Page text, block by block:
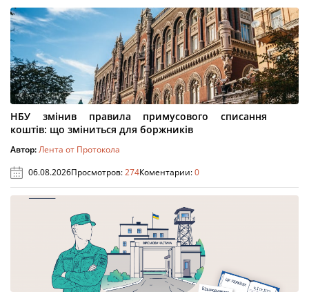
НБУ змінив правила примусового списання
коштів: що зміниться для боржників
Автор:Лента от Протокола
06.08.2026Просмотров:274Коментарии:0